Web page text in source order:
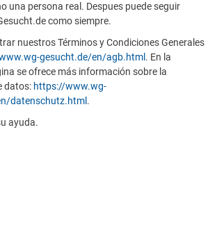
una persona real. Despues puede seguir
como siempre.
nuestros Términos y Condiciones Generales
gesucht.de/en/agb.html . En la
se ofrece más información sobre la
datos: https://www.wg-
datenschutz.html .
ayuda.